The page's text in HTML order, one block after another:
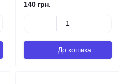
140 грн.
До кошика